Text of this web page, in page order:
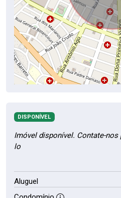
DISPONÍVEL
Imóvel disponível. Contate-
lo
Aluguel